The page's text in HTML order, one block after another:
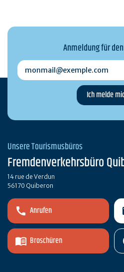
Anmeldung für
monmail@exemple.com
Unsere Tourismusbüros
Fremdenverkehrsbüro
14 rue de Verdun
56170 Quiberon
Anrufen
Broschüren